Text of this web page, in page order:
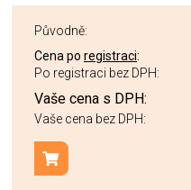
Původně:
Cena po registraci:
Po registraci bez DPH:
Vaše cena s DPH:
Vaše cena bez DPH:
Přidat do košíku